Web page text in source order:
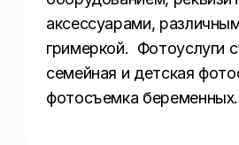
аксессуарами,
гримеркой.  Фотоуслуги
семейная и детская
фотосъемка беременных.